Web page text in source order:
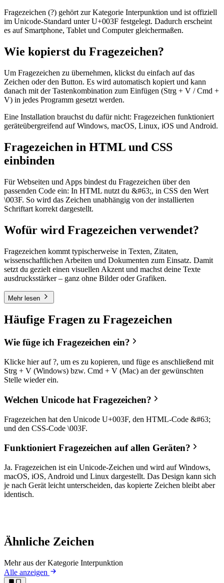
Fragezeichen (?) gehört zur Kategorie Interpunktion und ist offiziell
im Unicode-Standard unter U+003F festgelegt. Dadurch erscheint
es auf Smartphone, Tablet und Computer gleichermaßen.
Wie kopierst du Fragezeichen?
Um Fragezeichen zu übernehmen, klickst du einfach auf das
Zeichen oder den Button. Es wird automatisch kopiert und kann
danach mit der Tastenkombination zum Einfügen (Strg + V / Cmd +
V) in jedes Programm gesetzt werden.
Eine Installation brauchst du dafür nicht: Fragezeichen funktioniert
geräteübergreifend auf Windows, macOS, Linux, iOS und Android.
Fragezeichen in HTML und CSS
einbinden
Für Webseiten und Apps bindest du Fragezeichen über den
passenden Code ein: In HTML nutzt du &#63;, in CSS den Wert
\003F. So wird das Zeichen unabhängig von der installierten
Schriftart korrekt dargestellt.
Wofür wird Fragezeichen verwendet?
Fragezeichen kommt typischerweise in Texten, Zitaten,
wissenschaftlichen Arbeiten und Dokumenten zum Einsatz. Damit
setzt du gezielt einen visuellen Akzent und machst deine Texte
ausdrucksstärker – ganz ohne Bilder oder Grafiken.
Mehr lesen
Häufige Fragen zu Fragezeichen
Wie füge ich Fragezeichen ein?
Klicke hier auf ?, um es zu kopieren, und füge es anschließend mit
Strg + V (Windows) bzw. Cmd + V (Mac) an der gewünschten
Stelle wieder ein.
Welchen Unicode hat Fragezeichen?
Fragezeichen hat den Unicode U+003F, den HTML-Code &#63;
und den CSS-Code \003F.
Funktioniert Fragezeichen auf allen Geräten?
Ja. Fragezeichen ist ein Unicode-Zeichen und wird auf Windows,
macOS, iOS, Android und Linux dargestellt. Das Design kann sich
je nach Gerät leicht unterscheiden, das kopierte Zeichen bleibt aber
identisch.
Ähnliche Zeichen
Mehr aus der Kategorie Interpunktion
Alle anzeigen